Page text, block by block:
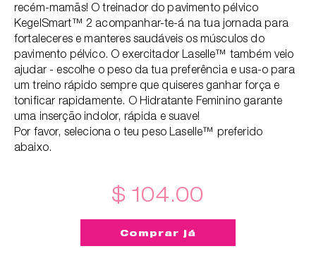
recém-mamãs! O treinador do pavimento pélvico
KegelSmart™ 2 acompanhar-te-á na tua jornada para
fortaleceres e manteres saudáveis os músculos do
pavimento pélvico. O exercitador Laselle™ também veio
ajudar - escolhe o peso da tua preferência e usa-o para
um treino rápido sempre que quiseres ganhar força e
tonificar rapidamente. O Hidratante Feminino garante
uma inserção indolor, rápida e suave!
Por favor, seleciona o teu peso Laselle™ preferido
abaixo.
$ 104.00
Comprar já